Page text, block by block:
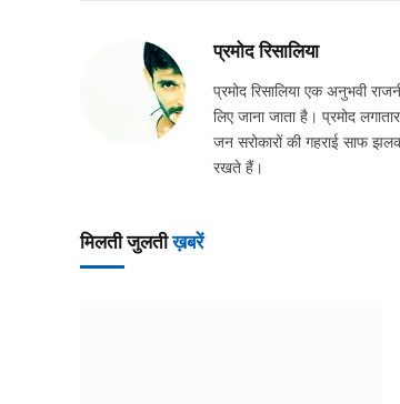
प्रमोद रिसालिया
प्रमोद रिसालिया एक अनुभवी
लिए जाना जाता है। प्रमोद
जन सरोकारों की गहराई साफ
रखते हैं।
मिलती जुलतीख़बरें